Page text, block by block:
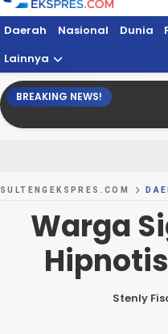
Sultengekspres.com
Berita Seputar Sulteng Hari Ini,
Daerah Nasional Dunia
Lainnya
BREAKING NEWS!
SULTENGEKSPRES.COM
Warga
Stenly